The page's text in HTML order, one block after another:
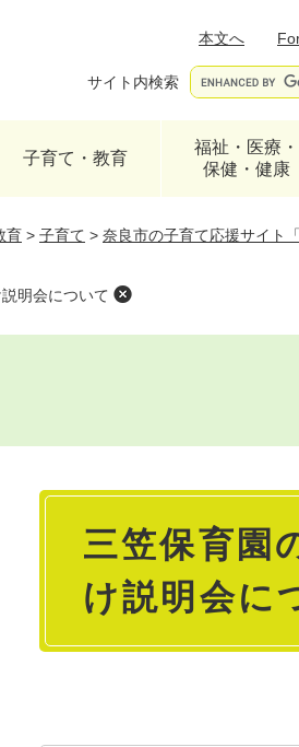
本文へ
サイト内検索
子育て・教育
福祉・医療・
保健・健康
育 > 子育て > 奈良市の子育て応援サイト
明会について
本
三笠保育園
け説明会に